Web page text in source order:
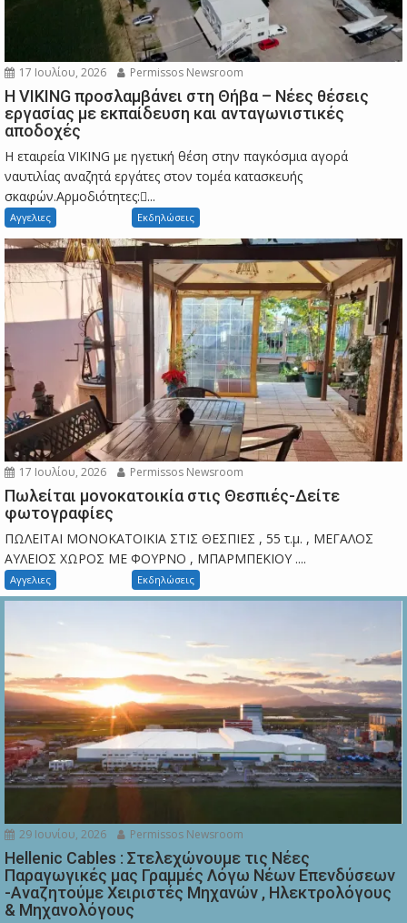
17 Ιουλίου, 2026 Permissos Newsroom
Η VIKING προσλαμβάνει στη Θήβα – Νέες θέσεις
εργασίας με εκπαίδευση και ανταγωνιστικές
αποδοχές
Η εταιρεία VIKING με ηγετική θέση στην παγκόσμια αγορά
ναυτιλίας αναζητά εργάτες στον τομέα κατασκευής
σκαφών.Αρμοδιότητες:...
Αγγελιες Εκδηλώσεις
17 Ιουλίου, 2026 Permissos Newsroom
Πωλείται μονοκατοικία στις Θεσπιές-Δείτε
φωτογραφίες
ΠΩΛΕΙΤΑΙ ΜΟΝΟΚΑΤΟΙΚΙΑ ΣΤΙΣ ΘΕΣΠΙΕΣ , 55 τ.μ. , ΜΕΓΑΛΟΣ
ΑΥΛΕΙΟΣ ΧΩΡΟΣ ΜΕ ΦΟΥΡΝΟ , ΜΠΑΡΜΠΕΚΙΟΥ ....
Αγγελιες Εκδηλώσεις
29 Ιουνίου, 2026 Permissos Newsroom
Hellenic Cables : Στελεχώνουμε τις Νέες
Παραγωγικές μας Γραμμές Λόγω Νέων Επενδύσεων
-Αναζητούμε Χειριστές Μηχανών , Ηλεκτρολόγους
& Μηχανολόγους